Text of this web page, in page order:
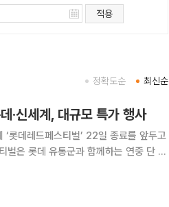
적용
최신순
정확도순
·신세계, 대규모 특가 행사
롯데레드페스티벌’ 22일 종료를 앞두고